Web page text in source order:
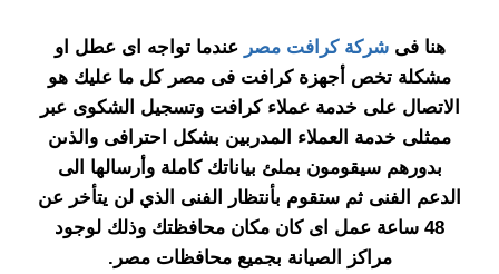
هنا فىشركة كرافت مصر عندما تواجه اى عطل او
مشكلة تخص أجهزةكرافت فى مصر كل ما عليك هو
الاتصال على خدمة عملاءكرافتوتسجيل الشكوى عبر
ممثلى خدمة العملاء المدربين بشكل احترافى والذىن
بدورهم سيقومون بملئ بياناتك كاملة وأرسالها الى
الدعم الفنى ثم ستقوم بأنتظار الفنى الذي لن يتأخر عن
48 ساعة عمل اى كان مكان محافظتك وذلك لوجود
مراكز الصيانة بجميع محافظات مصر.